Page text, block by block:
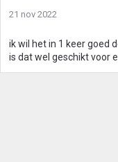
21 nov 2022
ik wil het in 1 keer goed
is dat wel geschikt voor